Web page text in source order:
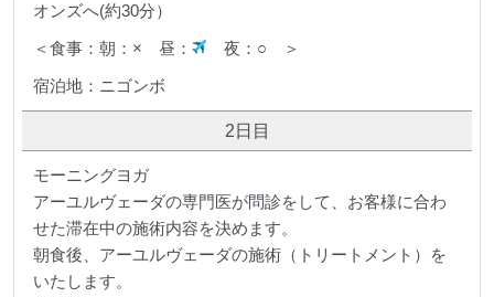
オンズへ(約30分）
＜食事：朝：× 昼：
夜：○ ＞
宿泊地：ニゴンボ
2日目
モーニングヨガ
アーユルヴェーダの専門医が問診をして、お客様に合わ
せた滞在中の施術内容を決めます。
朝食後、アーユルヴェーダの施術（トリートメント）を
いたします。